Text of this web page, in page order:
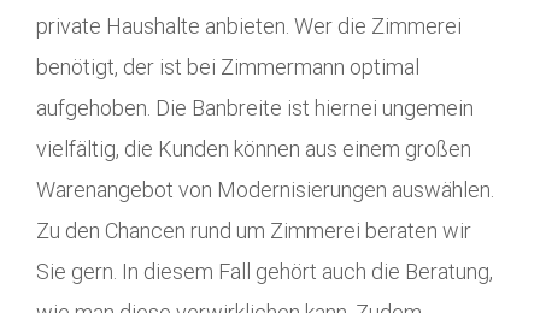
private Haushalte anbieten. Wer die Zimmerei
benötigt, der ist bei Zimmermann optimal
aufgehoben. Die Banbreite ist hiernei ungemein
vielfältig, die Kunden können aus einem großen
Warenangebot von Modernisierungen auswählen.
Zu den Chancen rund um Zimmerei beraten wir
Sie gern. In diesem Fall gehört auch die Beratung,